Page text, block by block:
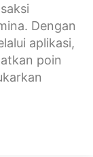
Dengan
aplikasi,
poin